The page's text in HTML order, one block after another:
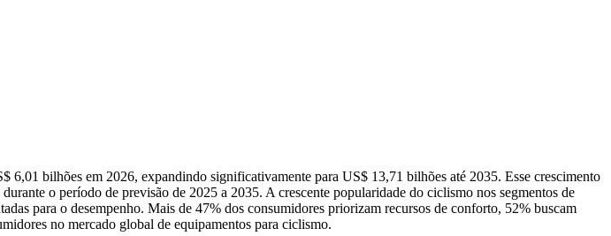
bilhões em 2026, expandindo significativamente para US$ 13,71 bilhões até 2035. Esse crescimento
o período de previsão de 2025 a 2035. A crescente popularidade do ciclismo nos segmentos de
para o desempenho. Mais de 47% dos consumidores priorizam recursos de conforto, 52% buscam
no mercado global de equipamentos para ciclismo.